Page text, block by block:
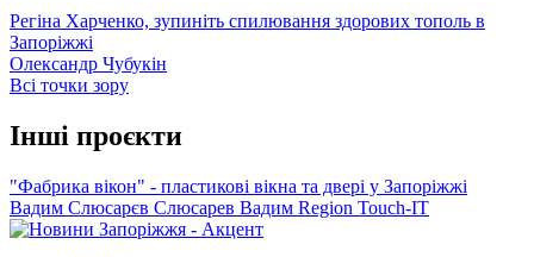
Регіна Харченко, зупиніть спилювання здорових тополь в
Запоріжжі
Олександр Чубукін
Всі точки зору
Інші проєкти
"Фабрика вікон" - пластикові вікна та двері у Запоріжжі
Вадим Слюсарєв Слюсарев Вадим Region Touch-IT